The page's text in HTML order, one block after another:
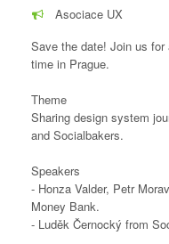
Asociace UX
Save the date! Join us
time in Prague.
Theme
Sharing design system
and Socialbakers.
Speakers
- Honza Valder, Petr
Money Bank.
- Luděk Černocký from